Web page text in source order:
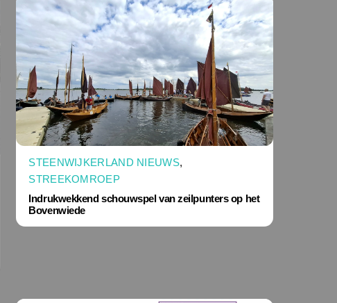
STEENWIJKERLAND NIEUWS,
STREEKOMROEP
Indrukwekkend schouwspel van zeilpunters op het
Bovenwiede